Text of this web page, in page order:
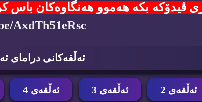
بکە هەموو هەنگاوەکان باس کراوە بەکەمتر لە 4 خولەک
AxdTh51eRsc
ئه‌ڵقه‌كانی درامای
ئه‌ڵقه‌ی 2 ئه‌ڵقه‌ی 3 ئه‌ڵقه‌ی 4